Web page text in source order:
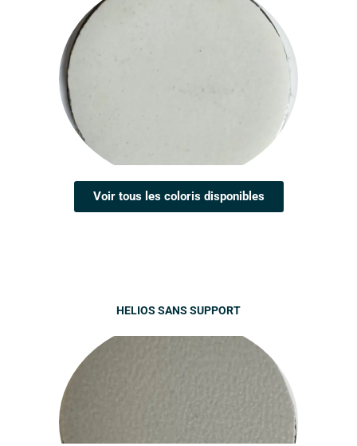
Voir tous les coloris disponibles
HELIOS SANS SUPPORT